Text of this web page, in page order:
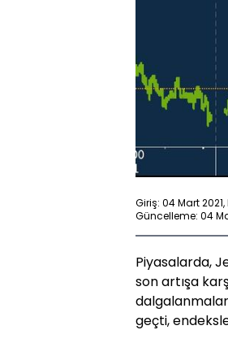
Giriş: 04 Mart 2021,
Güncelleme: 04
Piyasalarda,
son artışa
dalgalanmalar
geçti,